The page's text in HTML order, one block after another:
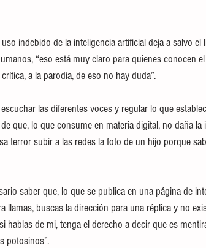
indebido de la inteligencia artificial deja a salvo
“eso está muy claro para quienes conocen
a la parodia, de eso no hay duda”.
las diferentes voces y regular lo que
que, lo que consume en materia digital, no daña
terror subir a las redes la foto de un hijo porque
saber que, lo que se publica en una página de
llamas, buscas la dirección para una réplica y no
hablas de mi, tenga el derecho a decir que es
potosinos”.